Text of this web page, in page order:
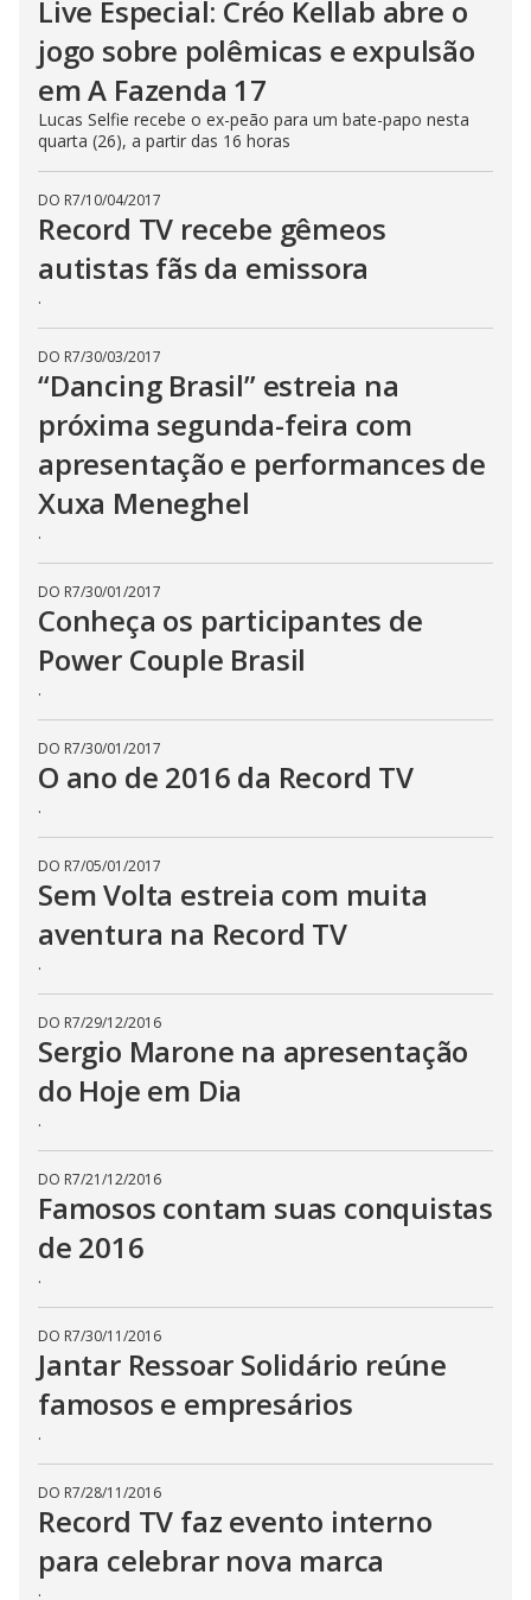
Live Especial: Créo Kellab abre o
jogo sobre polêmicas e expulsão
em A Fazenda 17
Lucas Selfie recebe o ex-peão para um bate-papo nesta
quarta (26), a partir das 16 horas
DO R7/10/04/2017
Record TV recebe gêmeos
autistas fãs da emissora
.
DO R7/30/03/2017
“Dancing Brasil” estreia na
próxima segunda-feira com
apresentação e performances de
Xuxa Meneghel
.
DO R7/30/01/2017
Conheça os participantes de
Power Couple Brasil
.
DO R7/30/01/2017
O ano de 2016 da Record TV
.
DO R7/05/01/2017
Sem Volta estreia com muita
aventura na Record TV
.
DO R7/29/12/2016
Sergio Marone na apresentação
do Hoje em Dia
.
DO R7/21/12/2016
Famosos contam suas conquistas
de 2016
.
DO R7/30/11/2016
Jantar Ressoar Solidário reúne
famosos e empresários
.
DO R7/28/11/2016
Record TV faz evento interno
para celebrar nova marca
.